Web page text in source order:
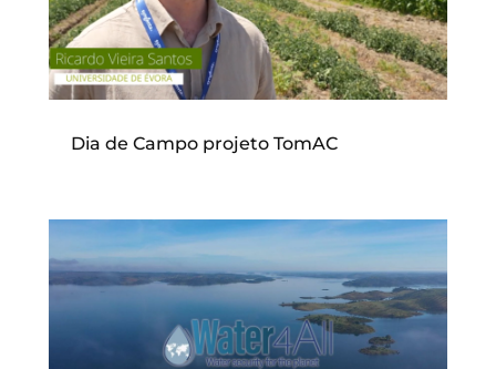
Dia de Campo projeto TomAC